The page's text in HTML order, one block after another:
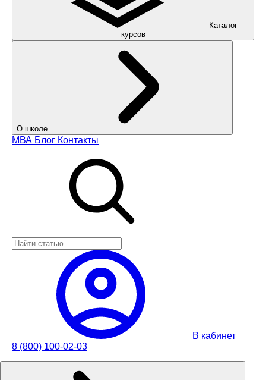
Каталог
курсов
О школе
МВА Блог Контакты
В кабинет
8 (800) 100-02-03